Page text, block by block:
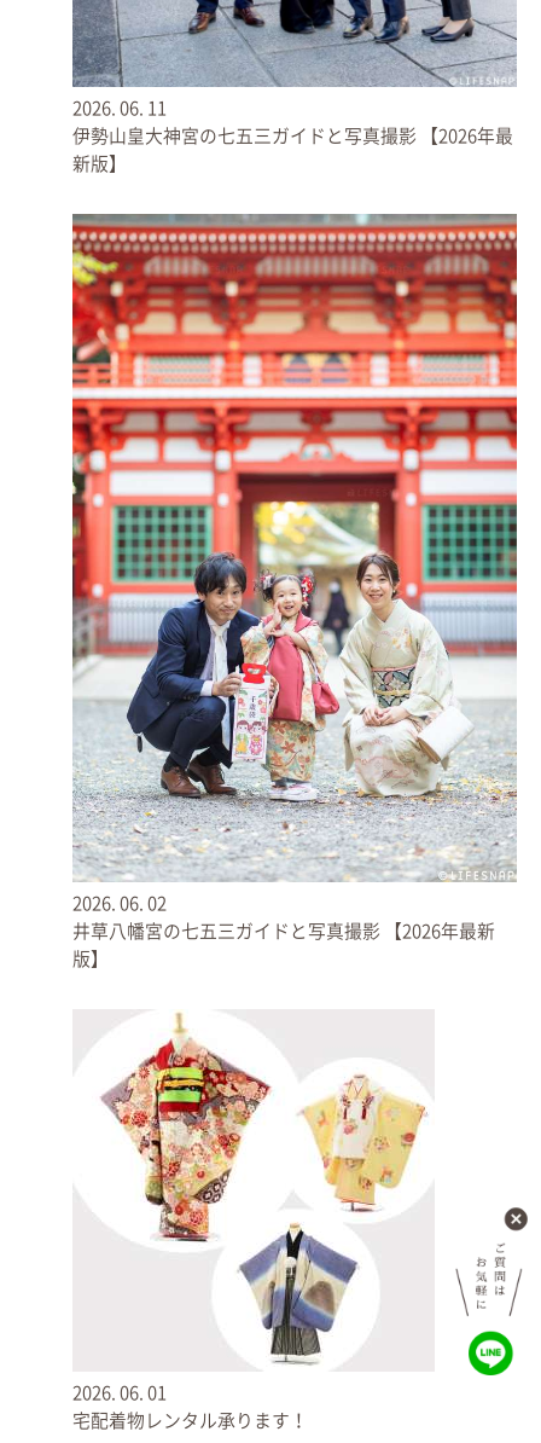
社殿前での1枚◎
● 御祈祷受付／祈祷
受付は神門手前の社務所にあり、御祈祷受付窓口で申込書
を記入しのし袋に包んだ初穂料を渡し、申し込みます。
LIFESNAPでは、当日に寺社でご祈祷やご祈願を受けられる方の記念撮影を
行なっており、祈祷はお受けにならず、撮影のみをご希望されるご依頼は
申し込みを終えたら、お時間まで、待合スペースなどで待
ちます。
2026. 06. 11
伊勢山皇大神宮の七五三ガイドと写真撮影 【2026年最
新版】
2026. 06. 02
井草八幡宮の七五三ガイドと写真撮影 【2026年最新
版】
2026. 06. 01
宅配着物レンタル承ります！